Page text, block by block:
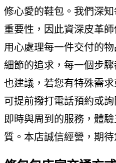
修心愛的鞋包。我們深
重要性，因此資深皮革
用心處理每一件交付的
細節的追求，每一個步
也建議，若您有特殊需
可提前撥打電話預約或
即時與周到的服務，體
質。本店誠信經營，期待